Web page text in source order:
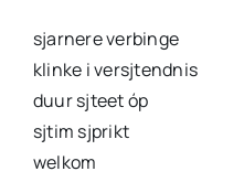
sjarnere verbinge
klinke i versjtendnis
duur sjteet óp
sjtim sjprikt
welkom